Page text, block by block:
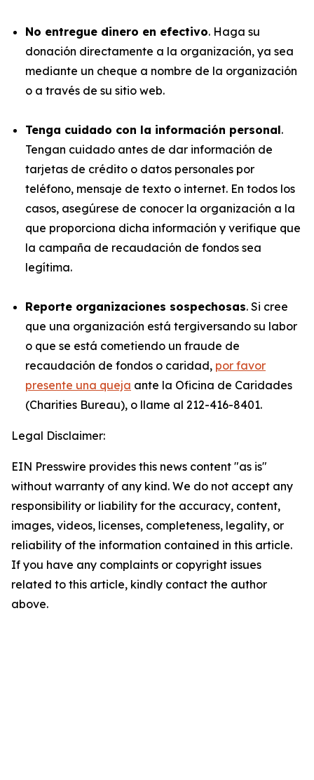
No entregue dinero en efectivo. Haga su
donación directamente a la organización, ya sea
mediante un cheque a nombre de la organización
o a través de su sitio web.
Tenga cuidado con la información personal.
Tengan cuidado antes de dar información de
tarjetas de crédito o datos personales por
teléfono, mensaje de texto o internet. En todos los
casos, asegúrese de conocer la organización a la
que proporciona dicha información y verifique que
la campaña de recaudación de fondos sea
legítima.
Reporte organizaciones sospechosas. Si cree
que una organización está tergiversando su labor
o que se está cometiendo un fraude de
recaudación de fondos o caridad, por favor
presente una queja ante la Oficina de Caridades
(Charities Bureau), o llame al 212-416-8401.
Legal Disclaimer:
EIN Presswire provides this news content "as is"
without warranty of any kind. We do not accept any
responsibility or liability for the accuracy, content,
images, videos, licenses, completeness, legality, or
reliability of the information contained in this article.
If you have any complaints or copyright issues
related to this article, kindly contact the author
above.